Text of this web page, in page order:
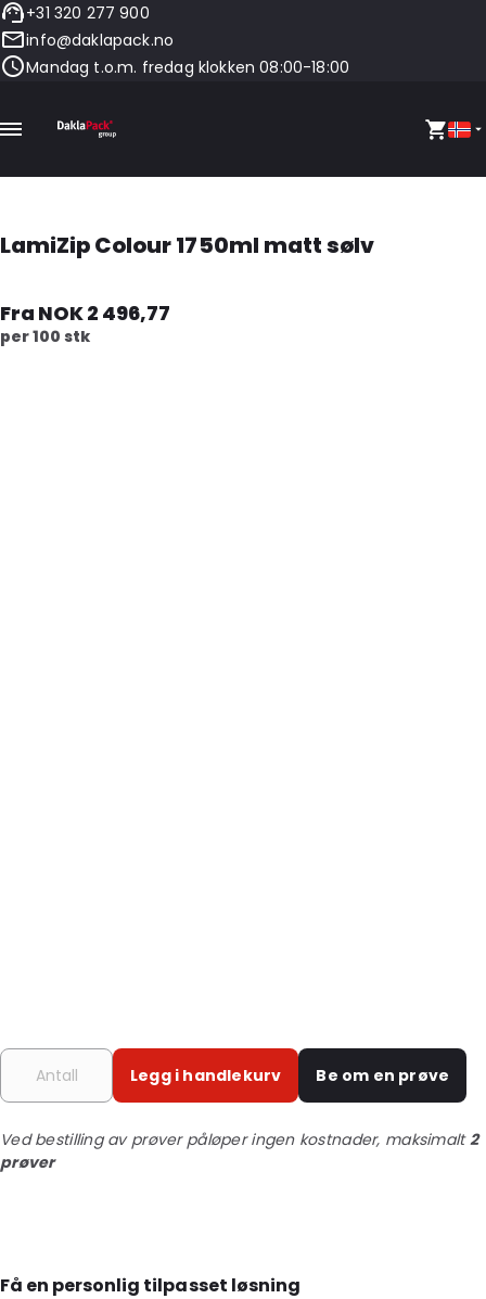
+31 320 277 900
info@daklapack.no
Mandag t.o.m. fredag klokken 08:00-18:00
LamiZip Colour 1750ml matt sølv
Fra NOK 2 496,77
per 100 stk
Legg i handlekurv Be om en prøve
Ved bestilling av prøver påløper ingen kostnader, maksimalt2
prøver
Få en personlig tilpasset løsning